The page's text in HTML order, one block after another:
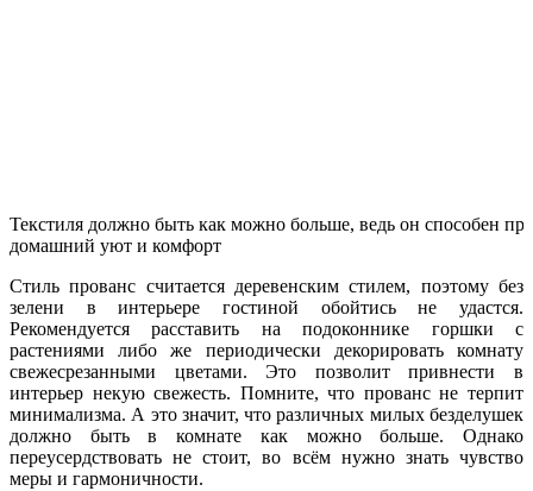
Текстиля должно быть как можно больше, ведь он способен
домашний уют и комфорт
Стиль прованс считается деревенским стилем, поэтому без
зелени в интерьере гостиной обойтись не удастся.
Рекомендуется расставить на подоконнике горшки с
растениями либо же периодически декорировать комнату
свежесрезанными цветами. Это позволит привнести в
интерьер некую свежесть. Помните, что прованс не терпит
минимализма. А это значит, что различных милых безделушек
должно быть в комнате как можно больше. Однако
переусердствовать не стоит, во всём нужно знать чувство
меры и гармоничности.